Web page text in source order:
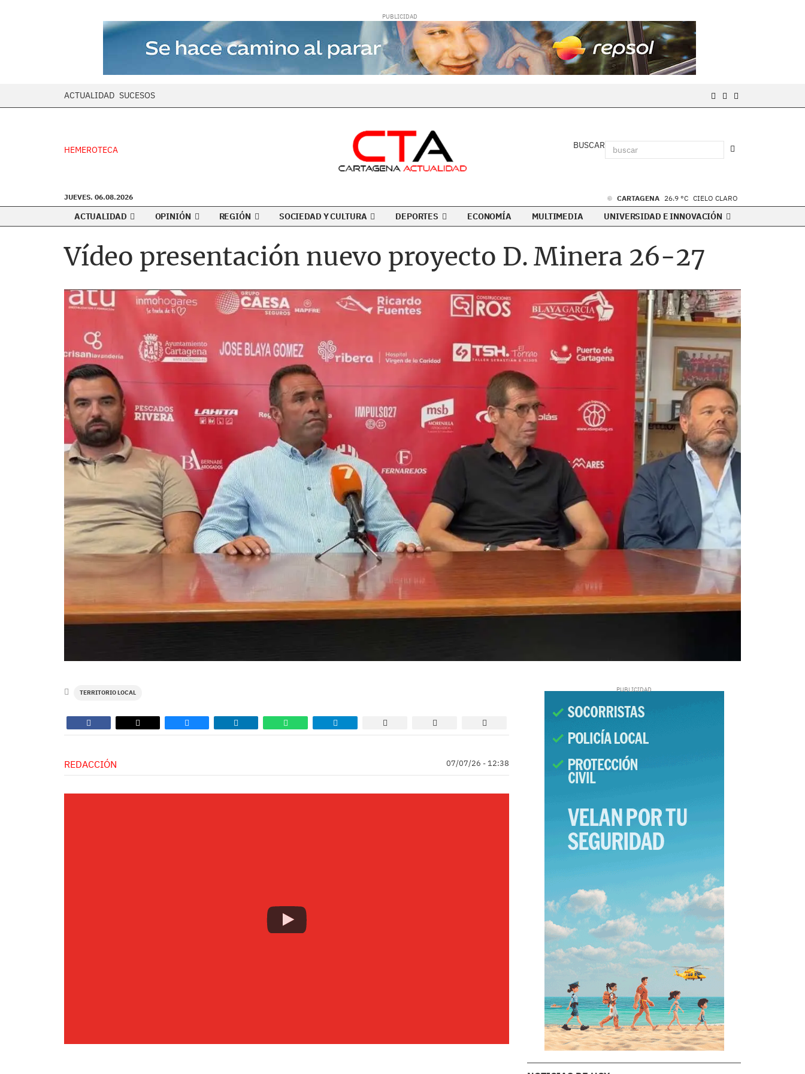
ACTUALIDAD SUCESOS
HEMEROTECA BUSCAR
JUEVES. 06.08.2026 CARTAGENA 26.9 °C CIELO CLARO
ACTUALIDAD OPINIÓN REGIÓN SOCIEDAD Y CULTURA DEPORTES ECONOMÍA MULTIMEDIA UNIVERSIDAD E INNOVACIÓN
Vídeo presentación nuevo proyecto D. Minera 26-27
TERRITORIO LOCAL
REDACCIÓN 07/07/26 - 12:38